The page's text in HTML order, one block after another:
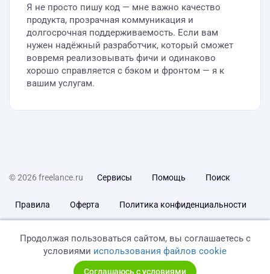
Я не просто пишу код — мне важно качество
продукта, прозрачная коммуникация и
долгосрочная поддерживаемость. Если вам
нужен надёжный разработчик, который сможет
вовремя реализовывать фичи и одинаково
хорошо справляется с бэком и фронтом — я к
вашим услугам.
© 2026 freelance.ru Сервисы Помощь Поиск
Правила Оферта Политика конфиденциальности
Продолжая пользоваться сайтом, вы соглашаетесь с
условиями использования файлов cookie
Соглашаюсь с условиями